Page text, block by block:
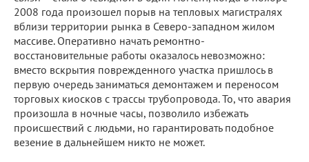
2008 года произошел порыв на тепловых магистралях
вблизи территории рынка в Северо-западном жилом
массиве. Оперативно начать ремонтно-
восстановительные работы оказалось невозможно:
вместо вскрытия поврежденного участка пришлось в
первую очередь заниматься демонтажем и переносом
торговых киосков с трассы трубопровода. То, что авария
произошла в ночные часы, позволило избежать
происшествий с людьми, но гарантировать подобное
везение в дальнейшем никто не может.